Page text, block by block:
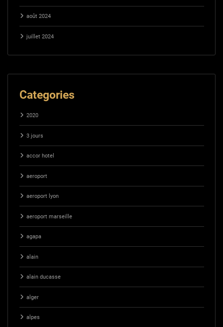
août 2024
juillet 2024
Categories
2020
3 jours
accor hotel
aeroport
aeroport lyon
aeroport marseille
agapa
alain
alain ducasse
alger
alpes